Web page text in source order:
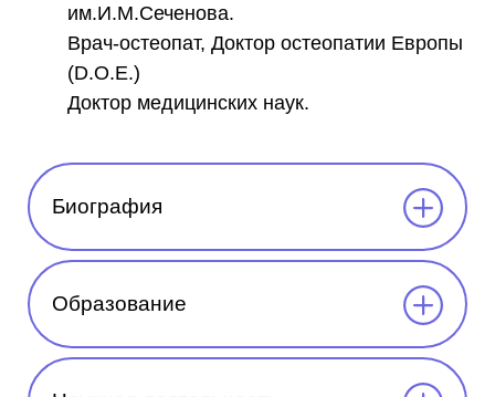
им.И.М.Сеченова.
Врач-остеопат, Доктор остеопатии Европы
(D.O.E.)
Доктор медицинских наук.
Биография
Образование